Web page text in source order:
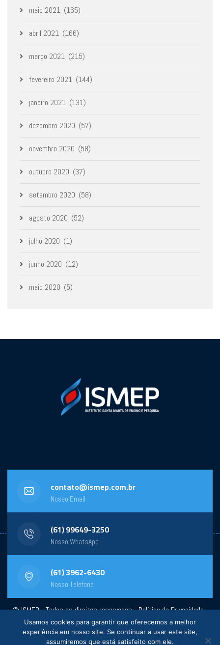
maio 2021 (165)
abril 2021 (166)
março 2021 (215)
fevereiro 2021 (144)
janeiro 2021 (131)
dezembro 2020 (57)
novembro 2020 (58)
outubro 2020 (37)
setembro 2020 (58)
agosto 2020 (52)
julho 2020 (1)
junho 2020 (12)
maio 2020 (5)
contato@ismep.com.br
Nosso Email
(61) 99649-3250
Nosso WhatsApp
(61) 3962-6430
Nosso Telefone
© ISMEP - Todos os direitos reservados -Política de Privacidade-
Powered by:General Design
Usamos cookies para garantir que oferecemos a melhor
experiência em nosso site. Se continuar a usar este site,
assumiremos que está satisfeito com ele.